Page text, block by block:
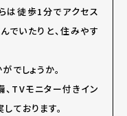
は徒歩1分でアクセス
でいたりと、住みやす
でしょうか。
TVモニター付きイン
ております。